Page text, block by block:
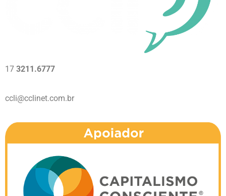
17 3211.6777
ccli@cclinet.com.br